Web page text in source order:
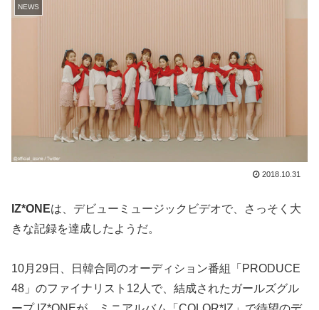
NEWS
2018.10.31
IZ*ONEは、デビューミュージックビデオで、さっそく大
きな記録を達成したようだ。
10月29日、日韓合同のオーディション番組「PRODUCE
48」のファイナリスト12人で、結成されたガールズグル